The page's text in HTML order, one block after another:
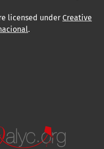
licensed under Creative
.